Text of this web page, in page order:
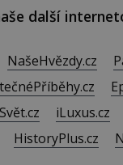
alergičtí. Jejich imu
další
NašeHvězdy.cz
iLuxus.cz
HistoryPlus.cz